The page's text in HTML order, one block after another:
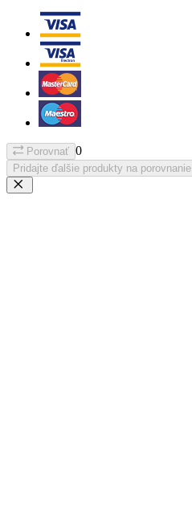
Porovnať 0
Pridajte ďalšie produkty na porovnanie